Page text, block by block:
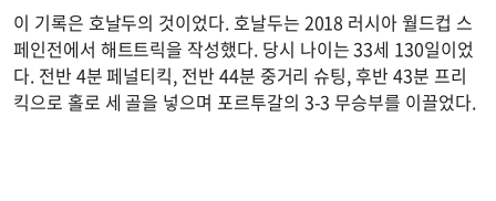
이 기록은 호날두의 것이었다. 호날두는 2018 러시아 월드컵 스
페인전에서 해트트릭을 작성했다. 당시 나이는 33세 130일이었
다. 전반 4분 페널티킥, 전반 44분 중거리 슈팅, 후반 43분 프리
킥으로 홀로 세 골을 넣으며 포르투갈의 3-3 무승부를 이끌었다.